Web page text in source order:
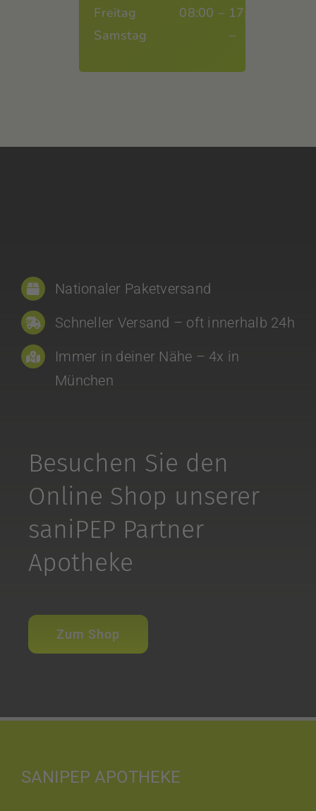
Freitag
08:00 – 17:00
Samstag
–
Besuchen Sie den
Online Shop unserer
saniPEP Partner
Apotheke
Zum Shop
Nationaler Paketversand
Schneller Versand – oft innerhalb 24h
Immer in deiner Nähe – 4x in
München
SANIPEP APOTHEKE